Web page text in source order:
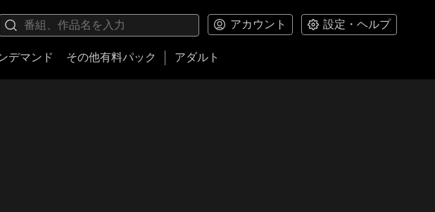
アカウント 設定・ヘルプ
デマンド その他有料パック アダルト